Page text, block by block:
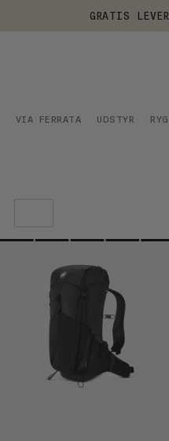
GRATIS
VIA FERRATA UDSTYR